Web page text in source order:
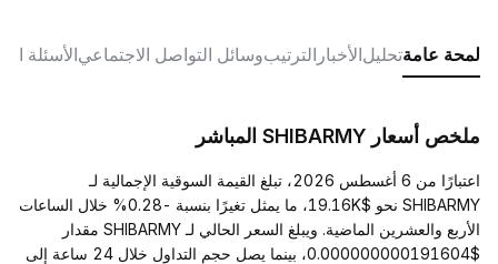
لمحة عامةتحليلالأخبار الترتيبوسائل التواصل الاجتماعيالأسئلة
ملخص أسعار SHIBARMY المباشر
اعتبارًا من 6 أغسطس 2026، تبلغ القيمة السوقية الإجمالية لـ
SHIBARMY نحو $19.16K، ما يمثل تغيرًا بنسبة -0.28% خلال الساعات
الأربع والعشرين الماضية. ويبلغ السعر الحالي لـ SHIBARMY مقدار
$0.000000000191604، بينما يصل حجم التداول خلال 24 ساعة إلى